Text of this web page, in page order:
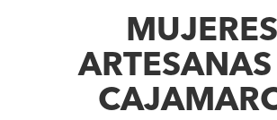
MUJERES